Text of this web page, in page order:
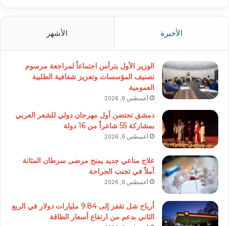
الأخيرة الأشهر
الوزير الأول يترأس اجتماعاً لمراجعة مرسوم
تصنيف المؤسسات وتعزيز شفافية الطلبية
العمومية
أغسطس 6, 2026
دمشق تحتضن أول مهرجان دولي للشعر العربي
بمشاركة 55 شاعراً من 16 دولة
أغسطس 6, 2026
علاج مناعي جديد يمنح مرضى سرطان المثانة
أملاً في تجنب الجراحة
أغسطس 6, 2026
أرباح شل تقفز إلى 9.84 مليارات دولار في الربع
الثاني بدعم من ارتفاع أسعار الطاقة